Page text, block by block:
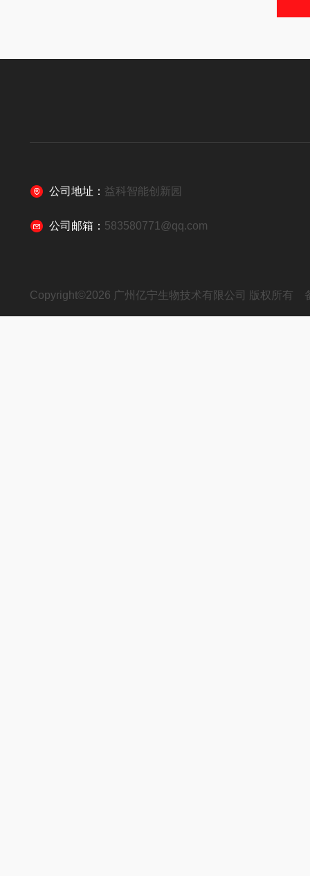
公司地址： 益科智能创新园
公司邮箱： 583580771@qq.com
Copyright©2026 广州亿宁生物技术有限公司 版权所有